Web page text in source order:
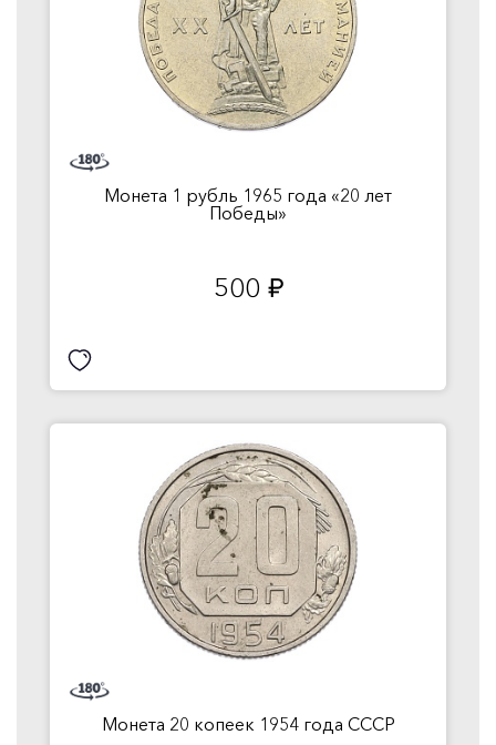
Монета 1 рубль 1965 года «20 лет
Победы»
500 руб.
Монета 20 копеек 1954 года СССР